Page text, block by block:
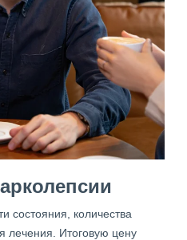
состояния, количества
лечения. Итоговую цену